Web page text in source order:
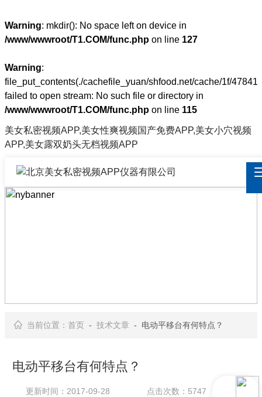
Warning: mkdir(): No space left on device in
/www/wwwroot/T1.COM/func.php on line 127
Warning:
file_put_contents(./cachefile_yuan/shfood.net/cache/1f/
failed to open stream: No such file or directory in
/www/wwwroot/T1.COM/func.php on line 115
美女私密视频APP,美女性爽视频国产免费APP,美女小穴视频
APP,美女露双奶头无档视频APP
当前位置： 首页- 技术文章- 电动平移台有何特点？
电动平移台有何特点？
更新时间：2017-09-28 点击次数：5747